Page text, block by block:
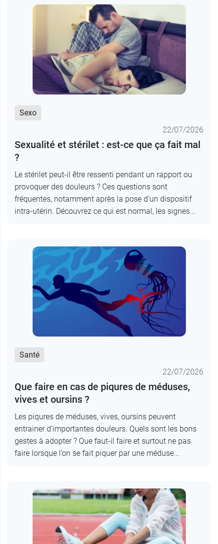
Sexo
22/07/2026
Sexualité et stérilet : est-ce que ça fait mal
?
Le stérilet peut-il être ressenti pendant un rapport ou
provoquer des douleurs ? Ces questions sont
fréquentes, notamment après la pose d’un dispositif
intra-utérin. Découvrez ce qui est normal, les signes...
Santé
22/07/2026
Que faire en cas de piqures de méduses,
vives et oursins ?
Les piqures de méduses, vives, oursins peuvent
entrainer d’importantes douleurs. Quels sont les bons
gestes à adopter ? Que faut-il faire et surtout ne pas
faire lorsque l’on se fait piquer par une méduse...